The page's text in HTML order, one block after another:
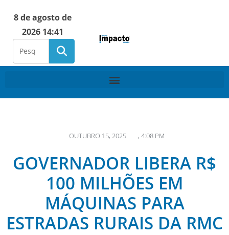
8 de agosto de
2026 14:41
OUTUBRO 15, 2025 , 4:08 PM
GOVERNADOR LIBERA R$
100 MILHÕES EM
MÁQUINAS PARA
ESTRADAS RURAIS DA RMC